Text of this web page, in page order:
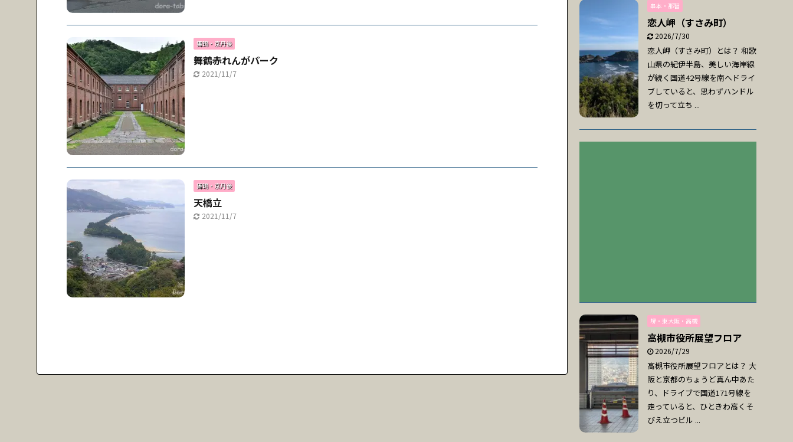
舞鶴・京丹後
舞鶴赤れんがパーク
2021/11/7
舞鶴・京丹後
天橋立
2021/11/7
串本・那智
恋人岬（すさみ町）
2026/7/30
恋人岬（すさみ町）とは？ 和歌
山県の紀伊半島、美しい海岸線
が続く国道42号線を南へドライ
ブしていると、思わずハンドル
を切って立ち ...
堺・東大阪・高槻
高槻市役所展望フロア
2026/7/29
高槻市役所展望フロアとは？ 大
阪と京都のちょうど真ん中あた
り、ドライブで国道171号線を
走っていると、ひときわ高くそ
びえ立つビル ...